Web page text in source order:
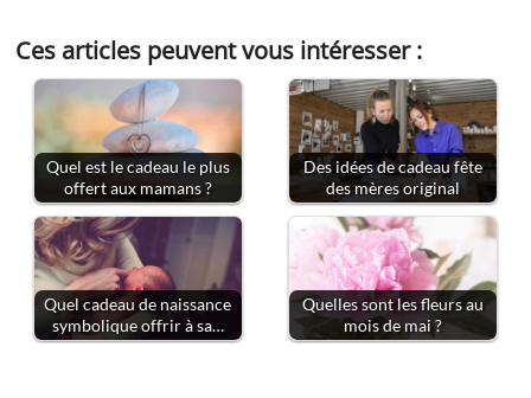
Ces articles peuvent vous intéresser :
Quel est le cadeau le plus
offert aux mamans ?
Des idées de cadeau fête
des mères original
Quel cadeau de naissance
symbolique offrir à sa…
Quelles sont les fleurs au
mois de mai ?